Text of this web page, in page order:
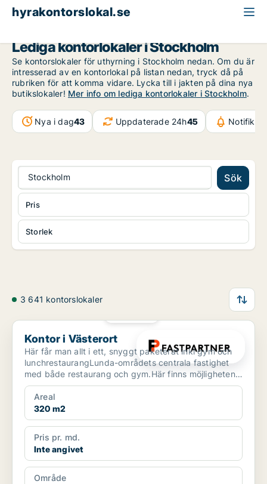
hyrakontorslokal.se
Lediga kontorlokaler i Stockholm
Se kontorslokaler för uthyrning i Stockholm nedan. Om du är
intresserad av en kontorlokal på listan nedan, tryck då på
rubriken för att komma vidare. Lycka till i jakten på dina nya
butikslokaler! Mer info om lediga kontorlokaler i Stockholm.
Nya i dag43 Uppdaterade 24h45
Stockholm Sök
Storlek
Pris
3 641 kontorslokaler
Kontor i Västerort
Kontor i Västerort
Här får man allt i ett, snyggt paketerat inkl gym och
lunchrestaurangLunda-områdets centrala fastighet
med både restaurang och gym.Här finns möjligheten
att ...
Areal
320 m2
Pris pr. md.
Inte angivet
Område